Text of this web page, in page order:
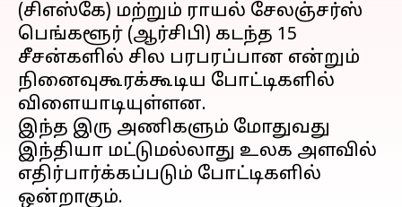
(சிஎஸ்கே) மற்றும் ராயல் சேலஞ்சர்ஸ்
பெங்களூர் (ஆர்சிபி) கடந்த 15
சீசன்களில் சில பரபரப்பான என்றும்
நினைவுகூரக்கூடிய போட்டிகளில்
விளையாடியுள்ளன.
இந்த இரு அணிகளும் மோதுவது
இந்தியா மட்டுமல்லாது உலக அளவில்
எதிர்பார்க்கப்படும் போட்டிகளில்
ஒன்றாகும்.